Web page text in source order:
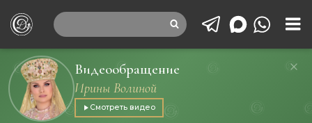
Видеообращение
Ирины Волиной
Смотреть видео